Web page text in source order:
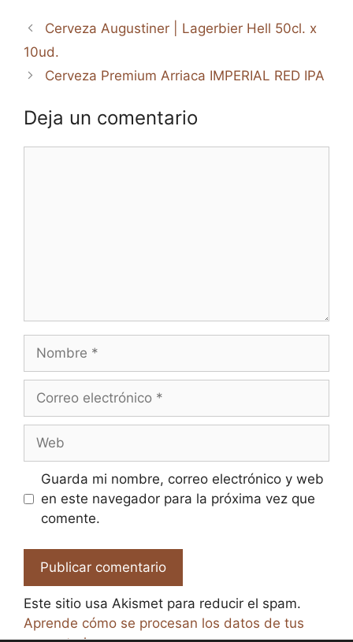
Cerveza Augustiner | Lagerbier Hell 50cl. x
10ud.
Cerveza Premium Arriaca IMPERIAL RED IPA
Deja un comentario
Nombre
Correo
Web
Guarda mi nombre, correo electrónico y web
en este navegador para la próxima vez que
comente.
Este sitio usa Akismet para reducir el spam.
Aprende cómo se procesan los datos de tus